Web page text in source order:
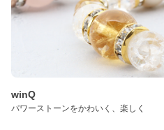
winQ
パワーストーンをかわいく、楽しく